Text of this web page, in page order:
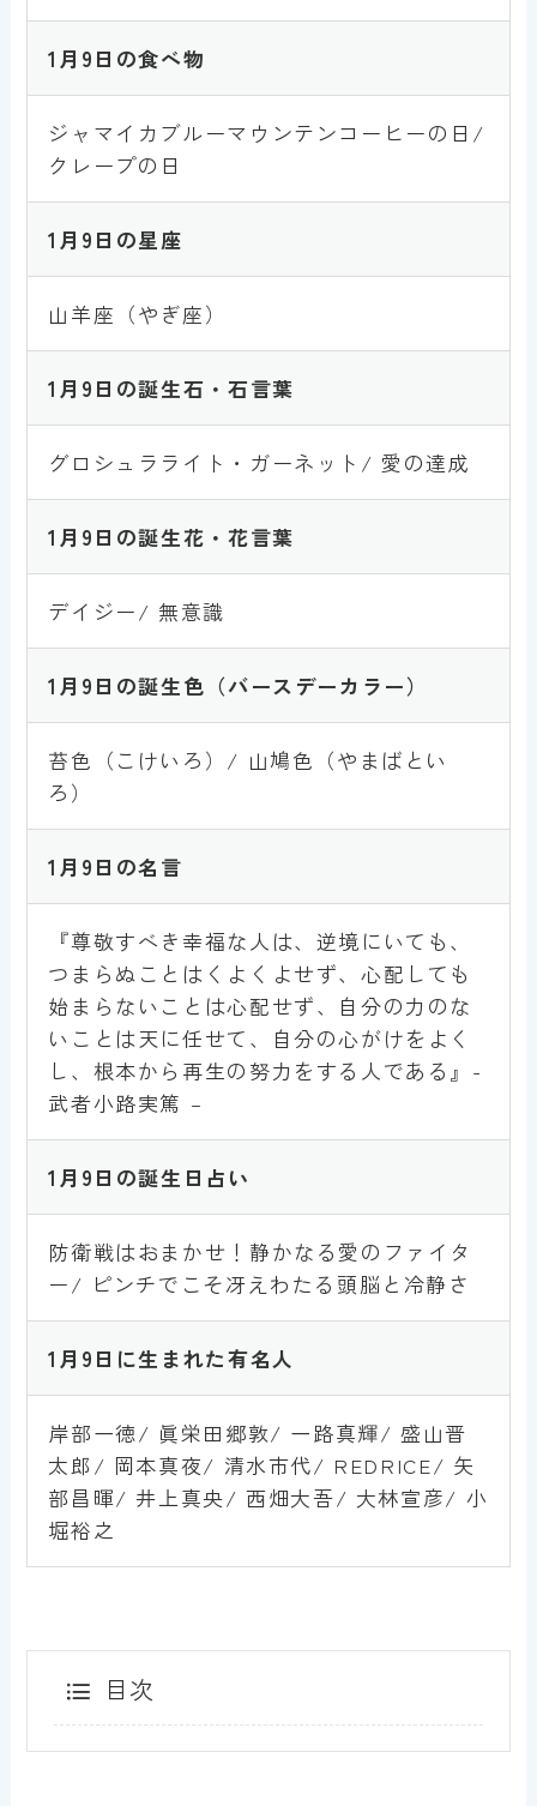
1月9日の食べ物
ジャマイカブルーマウンテンコーヒーの日/
クレープの日
1月9日の星座
山羊座（やぎ座）
1月9日の誕生石・石言葉
グロシュラライト・ガーネット/ 愛の達成
1月9日の誕生花・花言葉
デイジー/ 無意識
1月9日の誕生色 （バースデーカラー）
苔色（こけいろ）/ 山鳩色（やまばとい
ろ）
1月9日の名言
『尊敬すべき幸福な人は、逆境にいても、
つまらぬことはくよくよせず、心配しても
始まらないことは心配せず、自分の力のな
いことは天に任せて、自分の心がけをよく
し、根本から再生の努力をする人である』-
武者小路実篤 –
1月9日の誕生日占い
防衛戦はおまかせ！静かなる愛のファイタ
ー/ ピンチでこそ冴えわたる頭脳と冷静さ
1月9日に生まれた有名人
岸部一徳/ 眞栄田郷敦/ 一路真輝/ 盛山晋
太郎/ 岡本真夜/ 清水市代/ REDRICE/ 矢
部昌暉/ 井上真央/ 西畑大吾/ 大林宣彦/ 小
堀裕之
目次